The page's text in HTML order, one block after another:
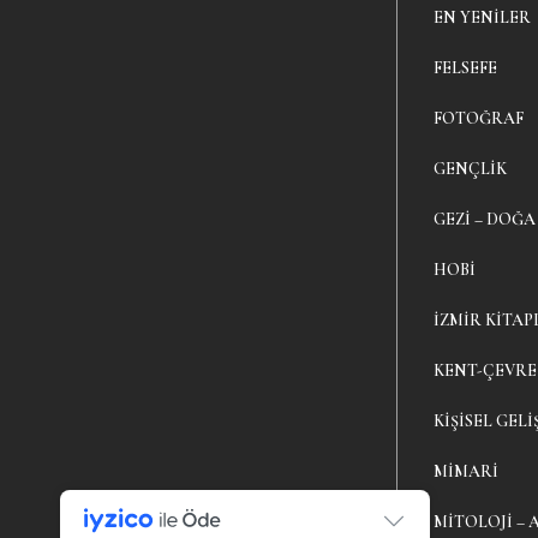
EN YENILER
FELSEFE
FOTOĞRAF
GENÇLIK
GEZI – DOĞA
HOBI
İZMIR
KENT-ÇEVRE
KIŞISEL
MIMARI
MITOLOJI –